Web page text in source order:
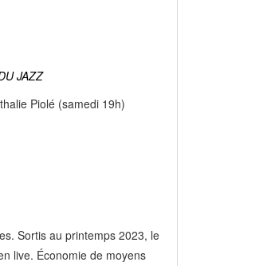
JAZZ
Piolé (samedi 19h)
Sortis au printemps 2023, le
live. Économie de moyens